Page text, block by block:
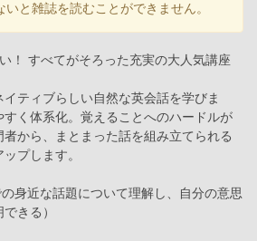
と雑誌を読むことができません。
！ すべてがそろった充実の大人気講座
ティブらしい自然な英会話を学びま
く体系化。覚えることへのハードルが
から、まとまった話を組み立てられる
プします。
身近な話題について理解し、自分の意思
きる）